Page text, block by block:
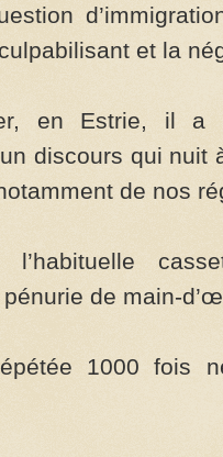
et la
en Estrie, il
discours qui nuit
de nos
l’habituelle
de main-
1000 fois